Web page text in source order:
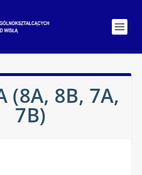
(8A, 8B, 7A,
7B)